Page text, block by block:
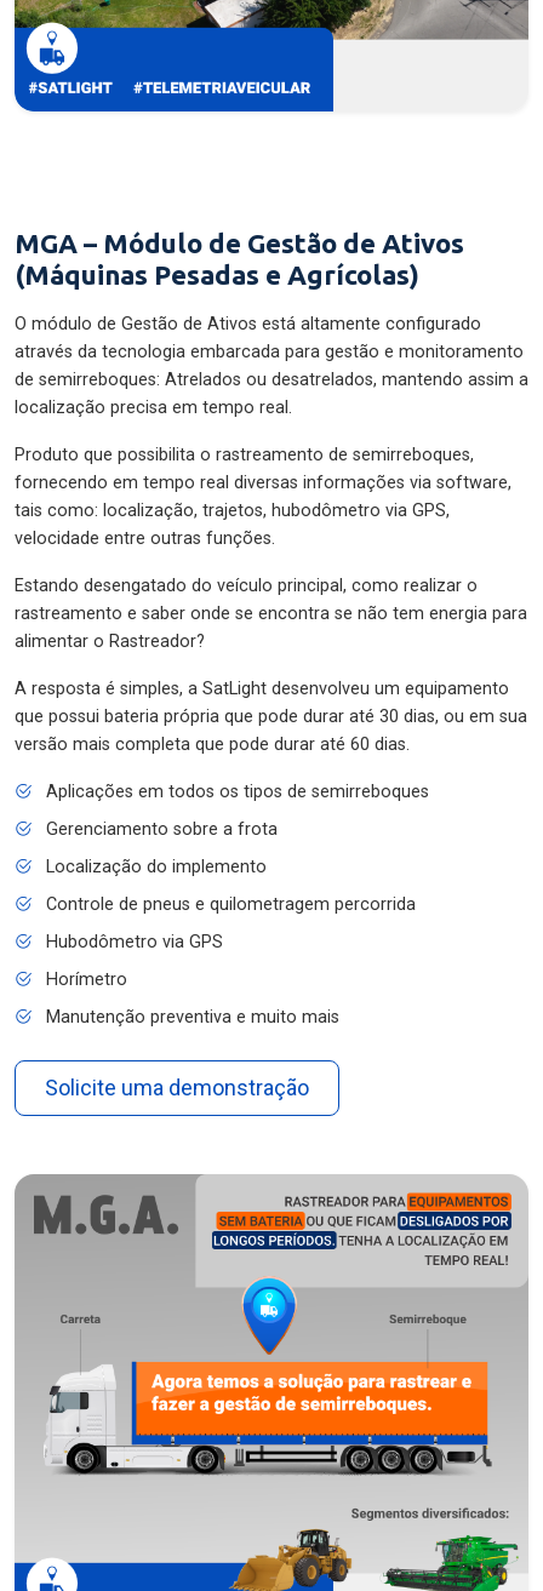
MGA – Módulo de Gestão de Ativos
(Máquinas Pesadas e Agrícolas)
O módulo de Gestão de Ativos está altamente configurado
através da tecnologia embarcada para gestão e monitoramento
de semirreboques: Atrelados ou desatrelados, mantendo assim a
localização precisa em tempo real.
Produto que possibilita o rastreamento de semirreboques,
fornecendo em tempo real diversas informações via software,
tais como: localização, trajetos, hubodômetro via GPS,
velocidade entre outras funções.
Estando desengatado do veículo principal, como realizar o
rastreamento e saber onde se encontra se não tem energia para
alimentar o Rastreador?
A resposta é simples, a SatLight desenvolveu um equipamento
que possui bateria própria que pode durar até 30 dias, ou em sua
versão mais completa que pode durar até 60 dias.
Aplicações em todos os tipos de semirreboques
Gerenciamento sobre a frota
Localização do implemento
Controle de pneus e quilometragem percorrida
Hubodômetro via GPS
Horímetro
Manutenção preventiva e muito mais
Solicite uma demonstração